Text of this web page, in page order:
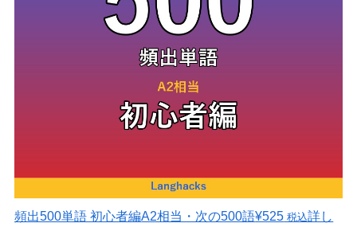
頻出500単語 初心者編A2相当・次の500語¥525 税込詳し